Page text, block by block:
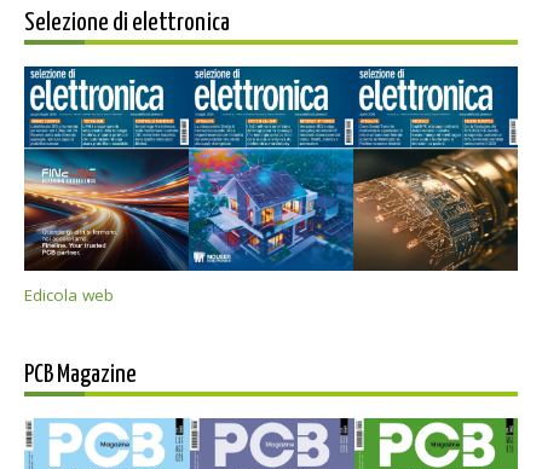
Selezione di elettronica
Edicola web
PCB Magazine